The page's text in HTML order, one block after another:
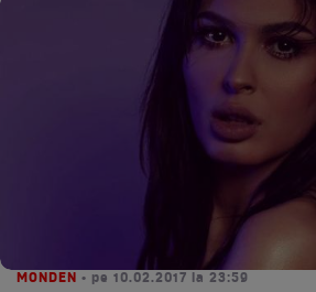
MONDEN • pe 10.02.2017 la 23:59